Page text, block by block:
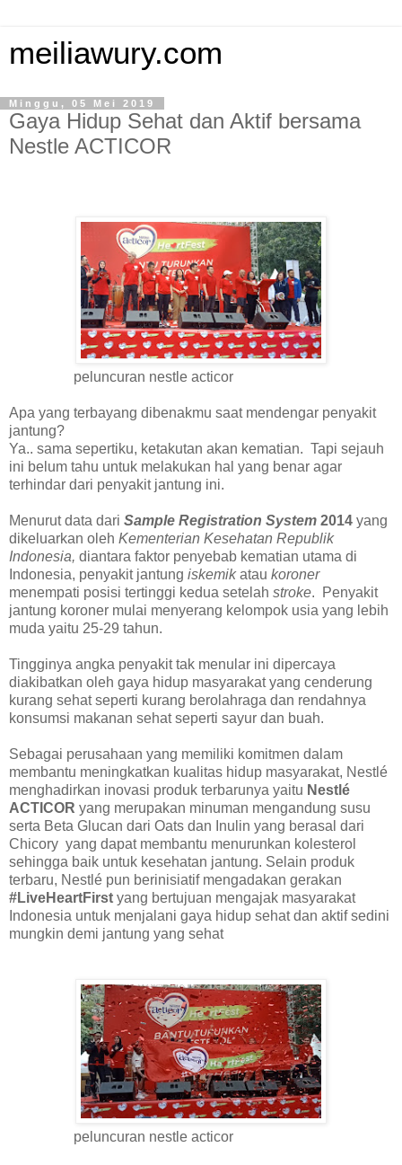
meiliawury.com
Minggu, 05 Mei 2019
Gaya Hidup Sehat dan Aktif bersama
Nestle ACTICOR
peluncuran nestle acticor
Apa yang terbayang dibenakmu saat mendengar penyakit
jantung?
Ya.. sama sepertiku, ketakutan akan kematian. Tapi sejauh
ini belum tahu untuk melakukan hal yang benar agar
terhindar dari penyakit jantung ini.
Menurut data dari Sample Registration System 2014 yang
dikeluarkan oleh Kementerian Kesehatan Republik
Indonesia, diantara faktor penyebab kematian utama di
Indonesia, penyakit jantung iskemikatau koroner
menempati posisi tertinggi kedua setelah stroke. Penyakit
jantung koroner mulai menyerang kelompok usia yang lebih
muda yaitu 25-29 tahun.
Tingginya angka penyakit tak menular ini dipercaya
diakibatkan oleh gaya hidup masyarakat yang cenderung
kurang sehat seperti kurang berolahraga dan rendahnya
konsumsi makanan sehat seperti sayur dan buah.
Sebagai perusahaan yang memiliki komitmen dalam
membantu meningkatkan kualitas hidup masyarakat, Nestlé
menghadirkan inovasi produk terbarunya yaitu Nestlé
ACTICOR yang merupakan minuman mengandung susu
serta Beta Glucan dari Oats dan Inulin yang berasal dari
Chicory yang dapat membantu menurunkan kolesterol
sehingga baik untuk kesehatan jantung. Selain produk
terbaru, Nestlé pun berinisiatif mengadakan gerakan
#LiveHeartFirst yang bertujuan mengajak masyarakat
Indonesia untuk menjalani gaya hidup sehat dan aktif sedini
mungkin demi jantung yang sehat
peluncuran nestle acticor